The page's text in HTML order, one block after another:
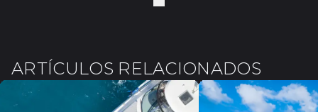
ARTÍCULOS RELACIONADOS